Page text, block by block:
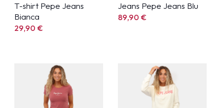
T-shirt Pepe Jeans
Bianca
29,90€
Jeans Pepe Jeans Blu
89,90€